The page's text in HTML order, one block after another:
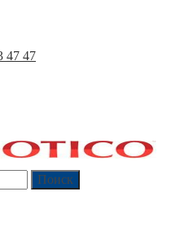
47 47
Поиск
Поиск